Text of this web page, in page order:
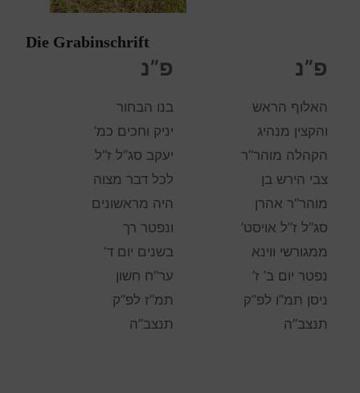
Die Grabinschrift
פ”נ
בנו הבחור
יניק וחכים כמ’
יעקב סג”ל ז”ל
לכל דבר מצוה
היה מראשונים
ונפטר רך
בשנים יום ד’
ער”ח חשון
תמ”ז לפ”ק
תנצב”ה
פ”נ
האלוף הראש
והקצין מנהיג
הקהלה מוהר”ר
צבי הירש בן
מוהר”ר אהרן
סג”ל ז”ל אויסט’
ממגורשי ווינא
נפטר יום ב’ ז’
ניסן תמ”ו לפ”ק
תנצב”ה